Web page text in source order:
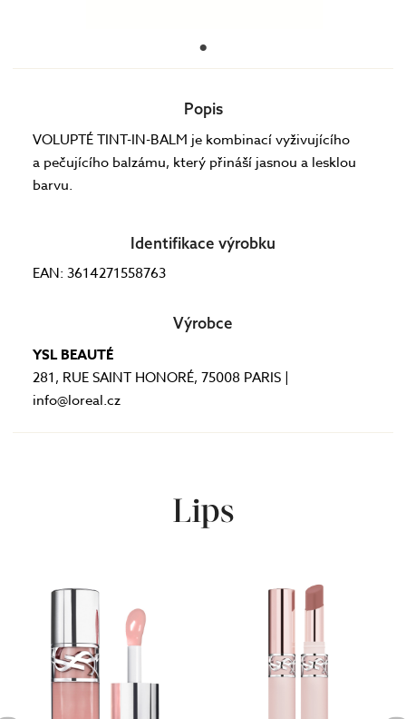
Popis
VOLUPTÉ TINT-IN-BALM je kombinací vyživujícího
a pečujícího balzámu, který přináší jasnou a lesklou
barvu.
Identifikace výrobku
EAN: 3614271558763
Výrobce
YSL BEAUTÉ
281, RUE SAINT HONORÉ, 75008 PARIS |
info@loreal.cz
Lips